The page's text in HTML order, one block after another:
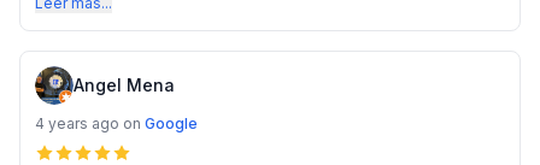
Angel Mena
4 years ago on Google